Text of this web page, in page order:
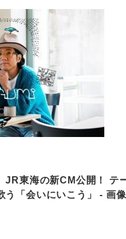
JR東海の新CM公開！ テ
う「会いにいこう」 - 画